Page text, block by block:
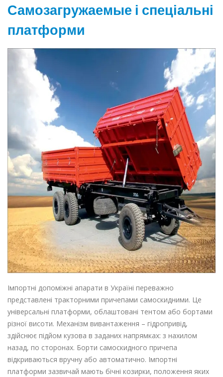
Самозагружаемые і спеціальні
платформи
Імпортні допоміжні апарати в Україні переважно
представлені тракторними причепами самоскидними. Це
універсальні платформи, облаштовані тентом або бортами
різної висоти. Механізм вивантаження – гідропривід,
здійснює підйом кузова в заданих напрямках: з нахилом
назад, по сторонах. Борти самоскидного причепа
відкриваються вручну або автоматично. Імпортні
платформи зазвичай мають бічні козирки, положення яких